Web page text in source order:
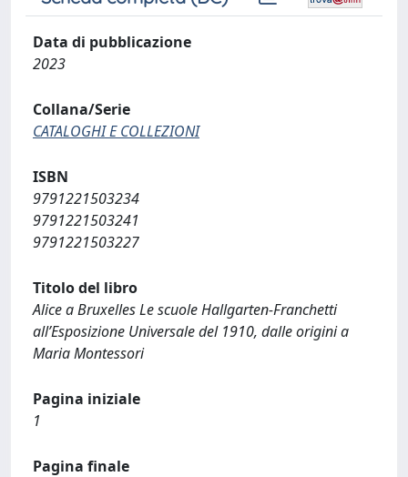
Data di pubblicazione
2023
Collana/Serie
CATALOGHI E COLLEZIONI
ISBN
9791221503234
9791221503241
9791221503227
Titolo del libro
Alice a Bruxelles Le scuole Hallgarten-Franchetti
all’Esposizione Universale del 1910, dalle origini a
Maria Montessori
Pagina iniziale
1
Pagina finale